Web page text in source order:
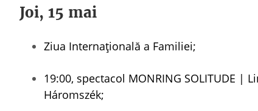
Joi, 15 mai
Ziua Internațională a Familiei;
19:00, spectacol MONRING SOLITUDE |
Háromszék;